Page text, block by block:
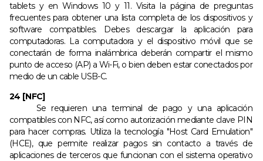
tablets y en Windows 10 y 11. Visita la página de preguntas
frecuentes para obtener una lista completa de los dispositivos y
software compatibles. Debes descargar la aplicación para
computadoras. La computadora y el dispositivo móvil que se
conectarán de forma inalámbrica deberán compartir el mismo
punto de acceso (AP) a Wi-Fi, o bien deben estar conectados por
medio de un cable USB-C.
24 [NFC]
Se requieren una terminal de pago y una aplicación
compatibles con NFC, así como autorización mediante clave PIN
para hacer compras. Utiliza la tecnología "Host Card Emulation"
(HCE), que permite realizar pagos sin contacto a través de
aplicaciones de terceros que funcionan con el sistema operativo